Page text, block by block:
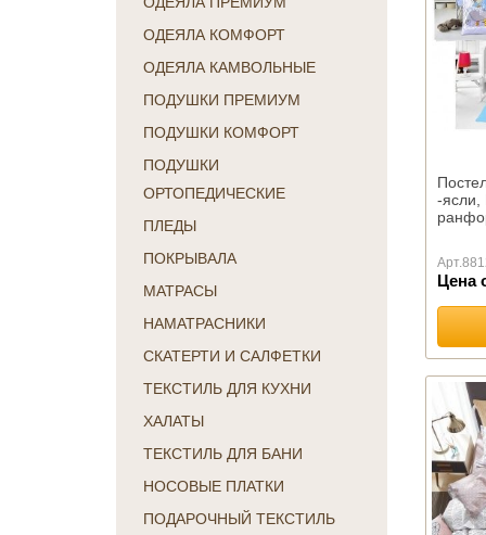
ОДЕЯЛА КОМФОРТ
ОДЕЯЛА КАМВОЛЬНЫЕ
ПОДУШКИ ПРЕМИУМ
ПОДУШКИ КОМФОРТ
ПОДУШКИ
ОРТОПЕДИЧЕСКИЕ
ПЛЕДЫ
ПОКРЫВАЛА
МАТРАСЫ
НАМАТРАСНИКИ
СКАТЕРТИ И САЛФЕТКИ
ТЕКСТИЛЬ ДЛЯ КУХНИ
ХАЛАТЫ
ТЕКСТИЛЬ ДЛЯ БАНИ
НОСОВЫЕ ПЛАТКИ
ПОДАРОЧНЫЙ ТЕКСТИЛЬ
-ясли,
Арт.
Цена